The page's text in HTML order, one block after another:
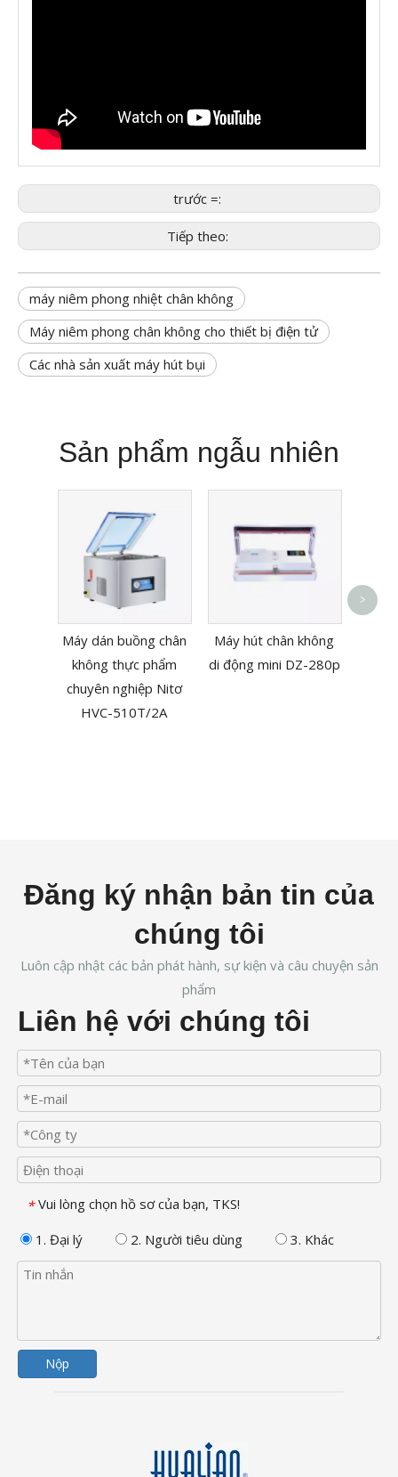
trước =:
Tiếp theo:
máy niêm phong nhiệt chân không
Máy niêm phong chân không cho thiết bị điện tử
Các nhà sản xuất máy hút bụi
Sản phẩm ngẫu nhiên
Máy dán buồng chân
không thực phẩm
chuyên nghiệp Nitơ
HVC-510T/2A
Máy hút chân không
di động mini DZ-280p
Máy
>
Đăng ký nhận bản tin của
chúng tôi
Luôn cập nhật các bản phát hành, sự kiện và câu chuyện sản
phẩm
Liên hệ với chúng tôi
* Vui lòng chọn hồ sơ của bạn, TKS!
1. Đại lý
2. Người tiêu dùng 3. Khác
Nộp